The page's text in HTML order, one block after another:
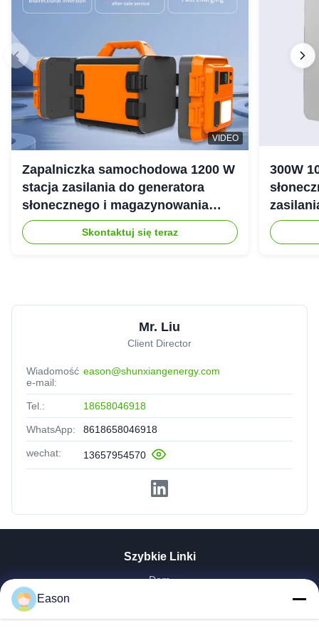
VIDEO
Zapalniczka samochodowa 1200 W
stacja zasilania do generatora
słonecznego i magazynowania
energii
Skontaktuj się teraz
300W
Mr. Liu
Client Director
Wiadomość
e-mail:
eason@shunxiangenergy.com
Tel.: 18658046918
WhatsApp: 8618658046918
wechat: 13657954570
Szybkie Linki
Dom
Filmy
Eason